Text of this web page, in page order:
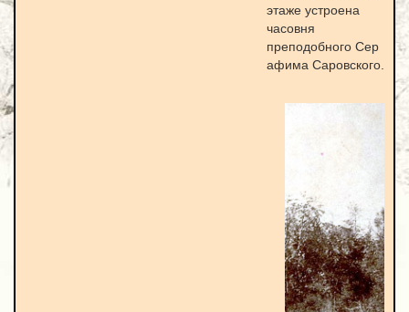
этаже устроена
часовня
преподобного Сер
афима Саровского.